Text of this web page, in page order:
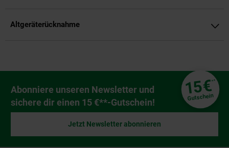
Altgeräterücknahme
Newsletter Anmeldung
Abonniere unseren Newsletter und
sichere dir einen 15 €**-Gutschein!
15€**
Gutschein
Jetzt Newsletter abonnieren